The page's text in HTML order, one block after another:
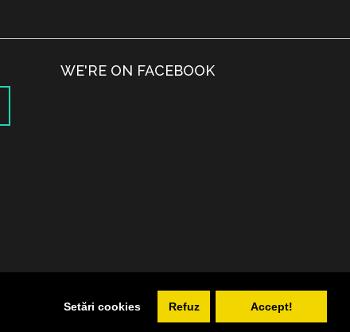
Setări cookies Refuz Accept!
WE'RE ON FACEBOOK